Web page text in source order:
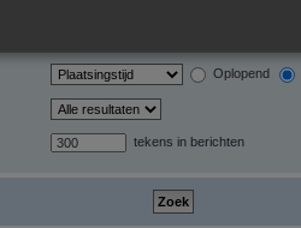
Oplopend
tekens in berichten